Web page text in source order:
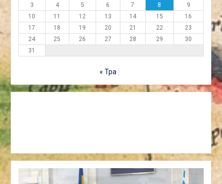
3
4 5 6 7 8
9
10
11 12 13 14 15
16
17
18 19 20 21 22
23
24
25 26 27 28 29
30
31
« Тра